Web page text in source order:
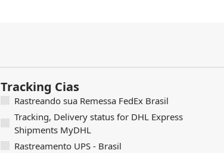
Tracking Cias
Rastreando sua Remessa FedEx Brasil
Tracking, Delivery status for DHL Express
Shipments MyDHL
Rastreamento UPS - Brasil